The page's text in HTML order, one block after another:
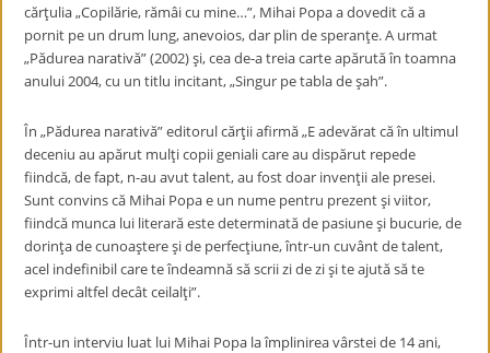
cărţulia „Copilărie, rămâi cu mine…”, Mihai Popa a dovedit că a
pornit pe un drum lung, anevoios, dar plin de speranţe. A urmat
„Pădurea narativă” (2002) şi, cea de-a treia carte apărută în toamna
anului 2004, cu un titlu incitant, „Singur pe tabla de şah”.
În „Pădurea narativă” editorul cărţii afirmă „E adevărat că în ultimul
deceniu au apărut mulţi copii geniali care au dispărut repede
fiindcă, de fapt, n-au avut talent, au fost doar invenţii ale presei.
Sunt convins că Mihai Popa e un nume pentru prezent şi viitor,
fiindcă munca lui literară este determinată de pasiune şi bucurie, de
dorinţa de cunoaştere şi de perfecţiune, într-un cuvânt de talent,
acel indefinibil care te îndeamnă să scrii zi de zi şi te ajută să te
exprimi altfel decât ceilalţi”.
Într-un interviu luat lui Mihai Popa la împlinirea vârstei de 14 ani,